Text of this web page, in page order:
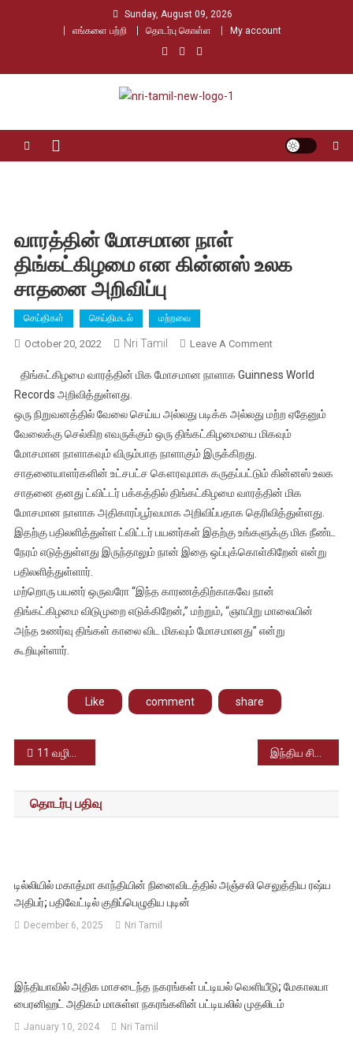
Sunday, August 09, 2026
எங்களை பற்றி
தொடர்பு கொள்ள My account
Nri Tamil
வாரத்தின் மோசமான நாள்
திங்கட்கிழமை என கின்னஸ் உலக
சாதனை அறிவிப்பு
செய்திகள் செய்திமடல் மற்றவை
October 20, 2022 Nri Tamil Leave A CommentOn
மோசமான
திங்கட்கிழமை
என
உலக
சாதனை
அறிவிப்பு
திங்கட்கிழமை வாரத்தின் மிக மோசமான நாளாக Guinness World
Records அறிவித்துள்ளது.
ஒரு நிறுவனத்தில் வேலை செய்ய அல்லது படிக்க அல்லது மற்ற ஏதேனும்
வேலைக்கு செல்கிற எவருக்கும் ஒரு திங்கட்கிழமையை மிகவும்
மோசமான நாளாகவும் விரும்பாத நாளாகும் இருக்கிறது.
சாதனையாளர்களின் உட்சபட்ச கௌரவுமாக கருதப்பட்டும் கின்னஸ் உலக
சாதனை தனது ட்விட்டர் பக்கத்தில் திங்கட்கிழமை வாரத்தின் மிக
மோசமான நாளாக அதிகாரப்பூர்வமாக அறிவிப்பதாக தெரிவித்துள்ளது.
இதற்கு பதிலளித்துள்ள ட்விட்டர் பயனர்கள் இதற்கு உங்களுக்கு மிக நீண்ட
நேரம் எடுத்துள்ளது இருந்தாலும் நான் இதை ஒப்புக்கொள்கிறேன் என்று
பதிலளித்துள்ளார்.
மற்றொரு பயனர் ஒருவரோ “இந்த காரணத்திற்காகவே நான்
திங்கட்கிழமை விடுமுறை எடுக்கிறேன்,” மற்றும், “ஞாயிறு மாலையின்
அந்த உணர்வு திங்கள் காலை விட மிகவும் மோசமானது” என்று
கூறியுள்ளார்.
Like comment share
Post
navigation
11 வழித்தடங்களில் தீபாவளியை முன்னிட்டு சிறப்பு ரயில்கள் இயக்கம் – தெற்கு ரயில்வே அறிவிப்பு
தொடர்பு பதிவு
டில்லியில் மகாத்மா காந்தியின் நினைவிடத்தில் அஞ்சலி செலுத்திய ரஷ்ய
அதிபர்; பதிவேட்டில் குறிப்பெழுதிய புடின்
December 6, 2025 Nri Tamil
இந்தியாவில் அதிக மாசடைந்த நகரங்கள் பட்டியல் வெளியீடு; மேகாலயா
பைரனிஹட் அதிகம் மாசுள்ள நகரங்களின் பட்டியலில் முதலிடம்
January 10, 2024 Nri Tamil